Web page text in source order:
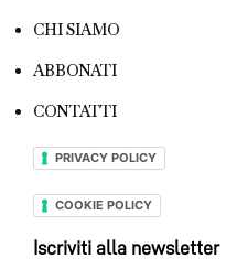
CHI SIAMO
ABBONATI
CONTATTI
PRIVACY POLICY
COOKIE POLICY
Iscriviti alla newsletter